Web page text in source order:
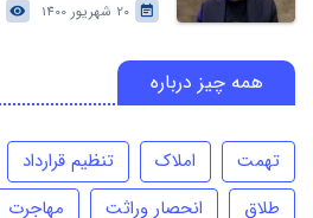
20 شهریور 1400
همه چیز درباره
تهمت املاک تنظیم قرارداد
طلاق
انحصار وراثت مهاجرت